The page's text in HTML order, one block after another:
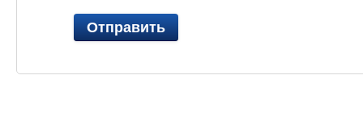
Отправить